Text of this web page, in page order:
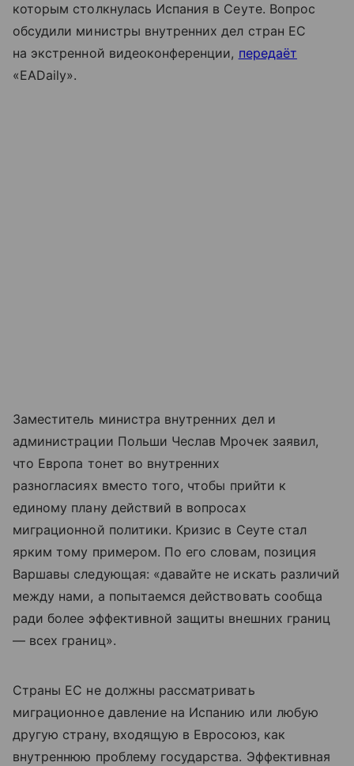
которым столкнулась Испания в Сеуте. Вопрос
обсудили министры внутренних дел стран ЕС
на экстренной видеоконференции, передаёт
«EADaily».
Заместитель министра внутренних дел и
администрации Польши Чеслав Мрочек заявил,
что Европа тонет во внутренних
разногласиях вместо того, чтобы прийти к
единому плану действий в вопросах
миграционной политики. Кризис в Сеуте стал
ярким тому примером. По его словам, позиция
Варшавы следующая: «давайте не искать различий
между нами, а попытаемся действовать сообща
ради более эффективной защиты внешних границ
— всех границ».
Страны ЕС не должны рассматривать
миграционное давление на Испанию или любую
другую страну, входящую в Евросоюз, как
внутреннюю проблему государства. Эффективная